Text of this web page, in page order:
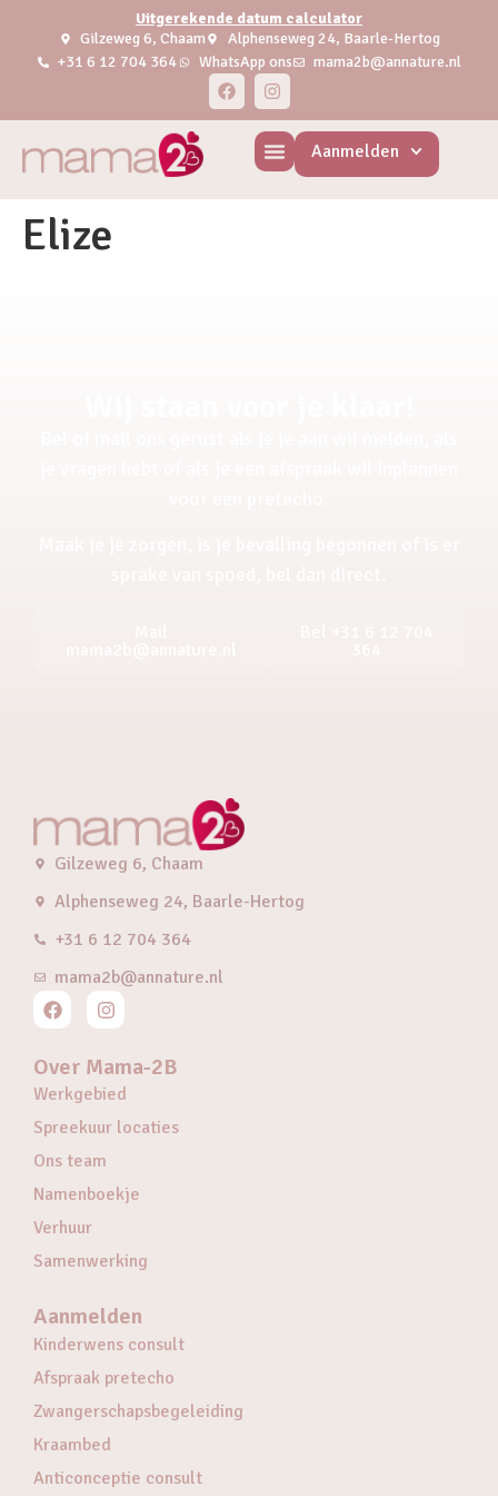
Uitgerekende datum calculator
Gilzeweg 6, Chaam
Alphenseweg 24, Baarle-Hertog
+31 6 12 704 364
WhatsApp ons mama2b@annature.nl
Aanmelden
Elize
Gilzeweg 6, Chaam
Alphenseweg 24, Baarle-Hertog
+31 6 12 704 364
mama2b@annature.nl
Over Mama-2B
Werkgebied
Spreekuur locaties
Ons team
Namenboekje
Verhuur
Samenwerking
Aanmelden
Kinderwens consult
Afspraak pretecho
Zwangerschapsbegeleiding
Kraambed
Anticonceptie consult